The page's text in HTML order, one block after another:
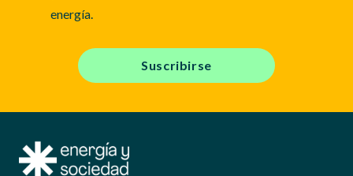
energía.
Suscribirse